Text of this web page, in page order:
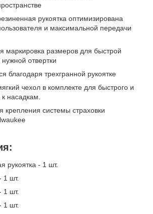
рукоятка оптимизирована
и максимальной передачи
маркировка размеров для быстрой
отвертки
благодаря трехгранной рукоятке
чехол в комплекте для быстрого и
к насадкам.
крепления системы страховки
рукоятка - 1 шт.
1 шт.
1 шт.
1 шт.